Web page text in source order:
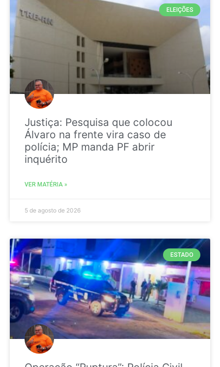
ELEIÇÕES
Justiça: Pesquisa que colocou
Álvaro na frente vira caso de
polícia; MP manda PF abrir
inquérito
VER MATÉRIA »
5 de agosto de 2026
ESTADO